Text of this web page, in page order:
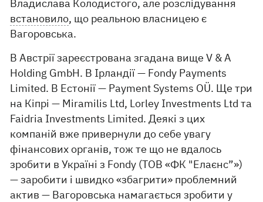
Владислава Колодистого, але розслідування
встановило, що реальною власницею є
Вагоровська.
В Австрії зареєстрована згадана вище V & A
Holding GmbH. В Ірландії — Fondy Payments
Limited. В Естонії — Payment Systems OÜ. Ще три
на Кіпрі — Miramilis Ltd, Lorley Investments Ltd та
Faidria Investments Limited. Деякі з цих
компаній вже привернули до себе увагу
фінансових органів, тож те що не вдалось
зробити в Україні з Fondy (ТОВ «ФК "Елаєнс”»)
— заробити і швидко «збагрити» проблемний
актив — Вагоровська намагається зробити у